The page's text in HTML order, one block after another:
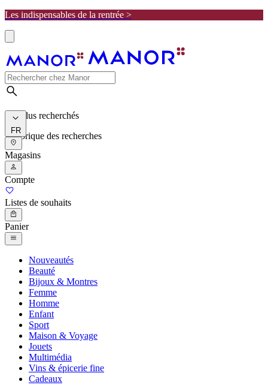
Les indispensables de la rentrée >
Les plus recherchés
Historique des recherches
FR
Magasins
Compte
Listes de souhaits
Panier
Nouveautés
Beauté
Bijoux & Montres
Femme
Homme
Enfant
Sport
Maison & Voyage
Jouets
Multimédia
Vins & épicerie fine
Cadeaux